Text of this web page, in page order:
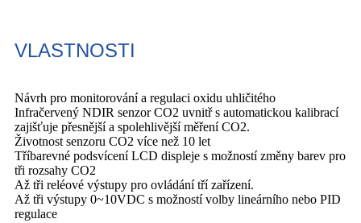
VLASTNOSTI
Návrh pro monitorování a regulaci oxidu uhličitého
Infračervený NDIR senzor CO2 uvnitř s automatickou kalibrací
zajišťuje přesnější a spolehlivější měření CO2.
Životnost senzoru CO2 více než 10 let
Tříbarevné podsvícení LCD displeje s možností změny barev pro
tři rozsahy CO2
Až tři reléové výstupy pro ovládání tří zařízení.
Až tři výstupy 0~10VDC s možností volby lineárního nebo PID
regulace